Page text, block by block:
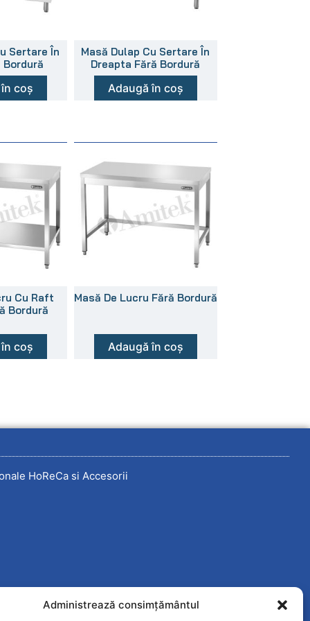
Administrează consimțământul
Sertare În
Bordură
coș
Masă Dulap Cu Sertare În
Dreapta Fără Bordură
Adaugă în coș
Cu Raft
Bordură
coș
Masă De Lucru Fără Bordură
Adaugă în coș
HoReCa si Accesorii